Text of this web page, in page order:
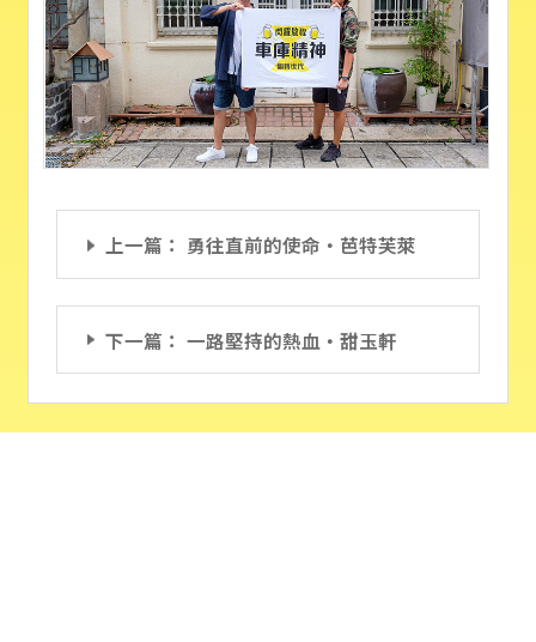
上一篇： 勇往直前的使命‧芭特芙萊
下一篇： 一路堅持的熱血‧甜玉軒